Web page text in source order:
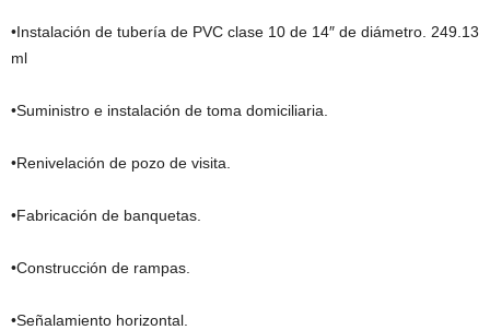
•Instalación de tubería de PVC clase 10 de 14″ de diámetro. 249.13
ml
•Suministro e instalación de toma domiciliaria.
•Renivelación de pozo de visita.
•Fabricación de banquetas.
•Construcción de rampas.
•Señalamiento horizontal.